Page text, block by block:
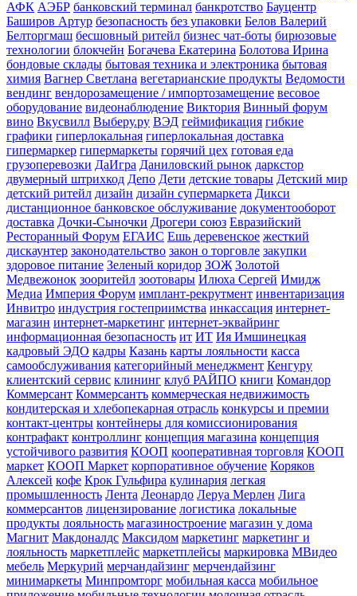
АФК АЭБР банковский терминал банкротство Бауцентр
Баширов Артур безопасность без упаковки Белов Валерий
Белторгмаш бесшовный ритейл бизнес чат-боты бирюзовые
технологии блокчейн Богачева Екатерина Болотова Ирина
бондовые склады бытовая техника и электроника бытовая
химия Вагнер Светлана вегетарианские продукты Ведомости
вендинг вендорозамещение / импортозамещение весовое
оборудование видеонаблюдение Виктория Винный форум
вино Вкусвилл Выберу.ру ВЭД геймификация гибкие
графики гиперлокальная гиперлокальная доставка
гипермаркер гипермаркеты горячий цех готовая еда
грузоперевозки ДаИгра Даниловский рынок даркстор
двумерный штрихкод Депо Дети детские товары Детский мир
детский ритейл дизайн дизайн супермаркета Дикси
дистанционное банковское обслуживание документооборот
доставка Дочки-Сыночки Дрогери союз Евразийский
Ресторанный Форум ЕГАИС Ешь деревенское жесткий
дискаунтер законодательство закон о торговле закупки
здоровое питание Зеленый коридор ЗОЖ Золотой
Медвежонок зооритейл зоотовары Илюха Сергей Имидж
Медиа Империя Форум имплант-рекрутмент инвентаризация
Инвитро индустрия гостеприимства инкассация интернет-
магазин интернет-маркетинг интернет-эквайринг
информационная безопасность ит ИТ Ия Имшинецкая
кадровый ЭДО кадры Казань карты лояльности касса
самообслуживания категорийный менеджмент Кенгуру
клиентский сервис клининг клуб РАЙПО книги Командор
Коммерсант Коммерсантъ коммерческая недвижимость
кондитерская и хлебопекарная отрасль конкурсы и премии
контакт-центры контейнеры для комиссионирования
контрафакт контроллинг концепция магазина концепция
устойчивого развития КООП кооперативная торговля КООП
маркет КООП Маркет корпоративное обучение Коряков
Алексей кофе Крок Гульфира кулинария легкая
промышленность Лента Леонардо Леруа Мерлен Лига
коммерсантов лицензирование логистика локальные
продукты лояльность магазиностроение магазин у дома
Магнит Макдоналдс Максидом маркетинг маркетинг и
лояльность маркетплейс маркетплейсы маркировка МВидео
мебель Меркурий мерчандайзинг мерчендайзинг
минимаркеты Минпромторг мобильная касса мобильное